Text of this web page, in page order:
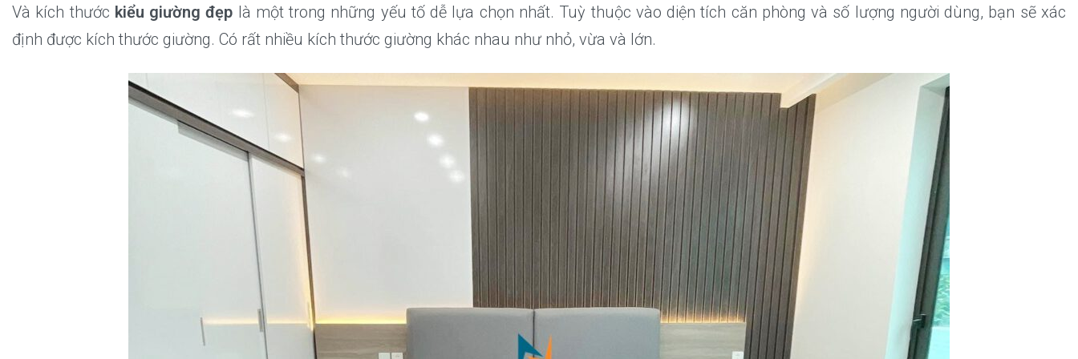
Và kích thước kiểu giường đẹp là một trong những yếu tố dễ lựa chọn nhất. Tuỳ thuộc vào diện tích căn phòng và số lượng người dùng, bạn sẽ xác
định được kích thước giường. Có rất nhiều kích thước giường khác nhau như nhỏ, vừa và lớn.